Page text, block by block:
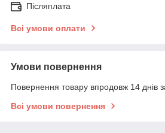
Післяплата
Всі умови оплати
Умови повернення
Повернення товару впродовж 14 днів
Всі умови повернення